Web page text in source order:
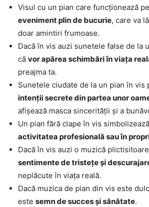
Visul cu un pian care funcționează
eveniment plin de bucurie, care va
doar amintiri frumoase.
Dacă în vis auzi sunetele false de la
că vor apărea schimbări în viața
preajma ta.
Sunetele ciudate de la un pian în vis
intenții secrete din partea unor
afișează masca sincerității și a
Un pian fără clape în vis
activitatea profesională sau în
Dacă în vis auzi o muzică
sentimente de tristețe și
neplăcute în viața reală.
Dacă muzica de pian din vis este
este semn de succes și sănătate.